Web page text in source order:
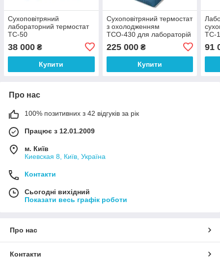
Сухоповітряний
лабораторний термостат
ТС-50
38 000 ₴
Купити
Сухоповітряний термостат
з охолодженням
ТСО-430 для лабораторій
225 000₴
Купити
ТС-
91
Про нас
100% позитивних з 42 відгуків за рік
Працює з 12.01.2009
м. Київ
Киевская 8, Київ, Україна
Контакти
Сьогодні вихідний
Показати весь графік роботи
Про нас
Контакти